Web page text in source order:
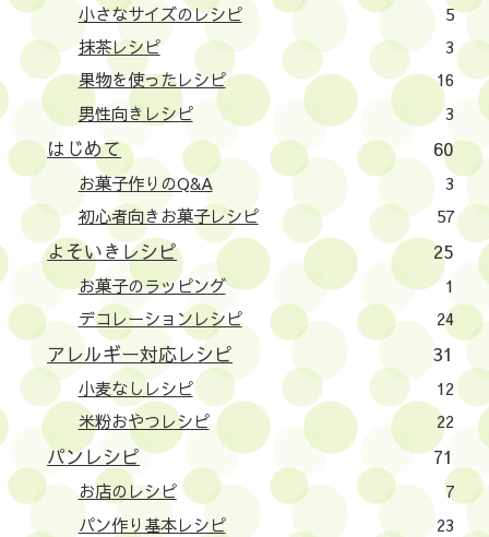
小さなサイズのレシピ
5
抹茶レシピ
3
果物を使ったレシピ
16
男性向きレシピ
3
はじめて 60
お菓子作りのQ&A
3
初心者向きお菓子レシピ
57
よそいきレシピ 25
お菓子のラッピング
1
デコレーションレシピ
24
アレルギー対応レシピ 31
小麦なしレシピ
12
米粉おやつレシピ
22
パンレシピ 71
お店のレシピ
7
パン作り基本レシピ
23